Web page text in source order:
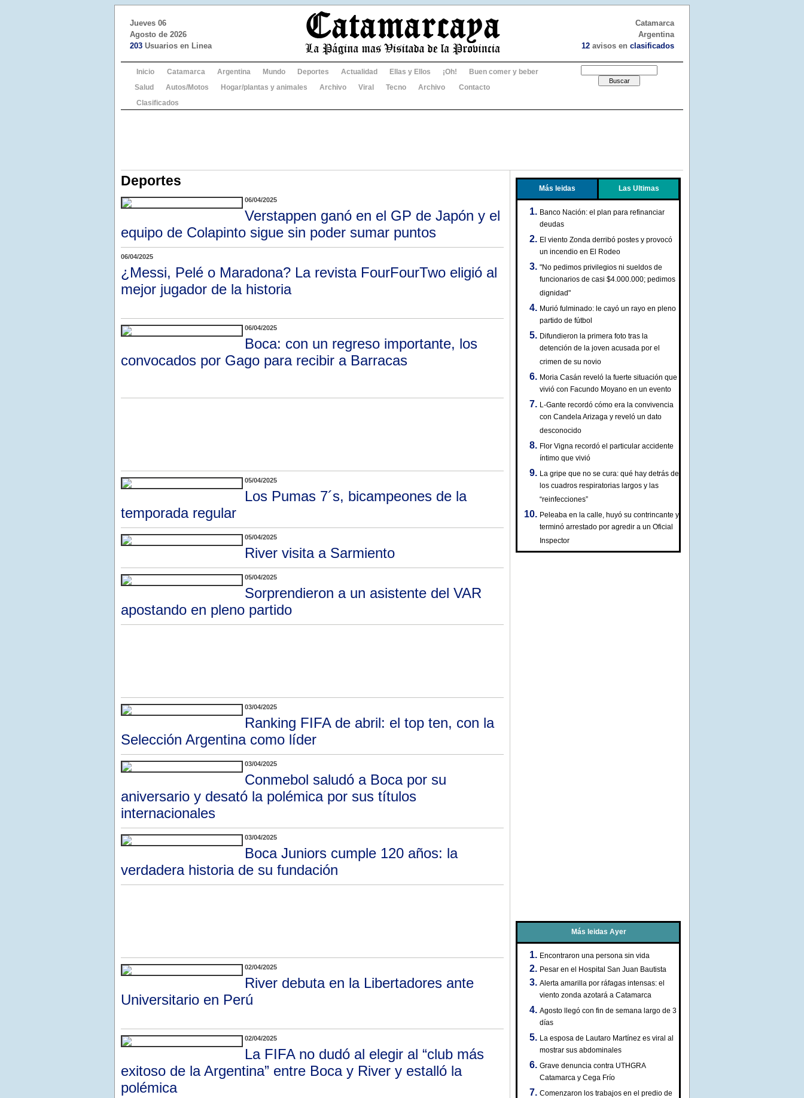
Jueves 06
Agosto de 2026
203 Usuarios en Linea
Catamarca
Argentina
12 avisos en clasificados
Inicio Catamarca Argentina Mundo Deportes Actualidad Ellas y Ellos ¡Oh!
Buen comer y beber
Salud
Autos/Motos Hogar/plantas y animales Archivo Viral Tecno Archivo
Contacto
Clasificados
Deportes
06/04/2025
Verstappen ganó en el GP de Japón y el
equipo de Colapinto sigue sin poder sumar puntos
06/04/2025
¿Messi, Pelé o Maradona? La revista FourFourTwo eligió al
mejor jugador de la historia
06/04/2025
Boca: con un regreso importante, los
convocados por Gago para recibir a Barracas
05/04/2025
Los Pumas 7´s, bicampeones de la
temporada regular
05/04/2025
River visita a Sarmiento
05/04/2025
Sorprendieron a un asistente del VAR
apostando en pleno partido
03/04/2025
Ranking FIFA de abril: el top ten, con la
Selección Argentina como líder
03/04/2025
Conmebol saludó a Boca por su
aniversario y desató la polémica por sus títulos
internacionales
03/04/2025
Boca Juniors cumple 120 años: la
verdadera historia de su fundación
02/04/2025
River debuta en la Libertadores ante
Universitario en Perú
02/04/2025
La FIFA no dudó al elegir al “club más
exitoso de la Argentina” entre Boca y River y estalló la
polémica
Más leidas Las Ultimas
Banco Nación: el plan para refinanciar
deudas
El viento Zonda derribó postes y provocó
un incendio en El Rodeo
"No pedimos privilegios ni sueldos de
funcionarios de casi $4.000.000; pedimos
dignidad"
Murió fulminado: le cayó un rayo en pleno
partido de fútbol
Difundieron la primera foto tras la
detención de la joven acusada por el
crimen de su novio
Moria Casán reveló la fuerte situación que
vivió con Facundo Moyano en un evento
L-Gante recordó cómo era la convivencia
con Candela Arizaga y reveló un dato
desconocido
Flor Vigna recordó el particular accidente
íntimo que vivió
La gripe que no se cura: qué hay detrás de
los cuadros respiratorias largos y las
“reinfecciones”
Peleaba en la calle, huyó su contrincante y
terminó arrestado por agredir a un Oficial
Inspector
Más leidas Ayer
Encontraron una persona sin vida
Pesar en el Hospital San Juan Bautista
Alerta amarilla por ráfagas intensas: el
viento zonda azotará a Catamarca
Agosto llegó con fin de semana largo de 3
días
La esposa de Lautaro Martínez es viral al
mostrar sus abdominales
Grave denuncia contra UTHGRA
Catamarca y Cega Frío
Comenzaron los trabajos en el predio de